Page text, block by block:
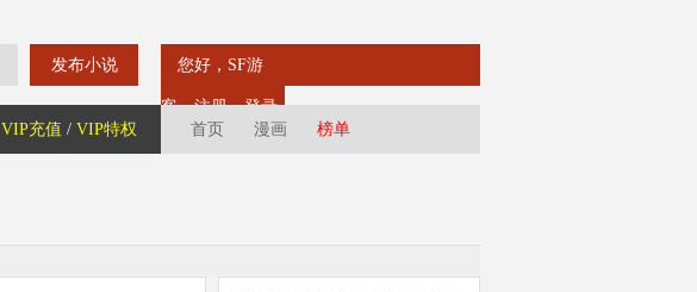
发布小说 您好，SF游
客注册
登录
VIP充值 / VIP特权 首页 漫画 榜单